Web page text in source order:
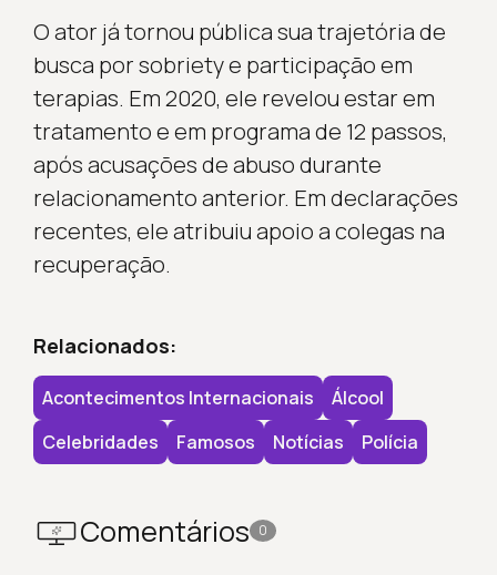
O ator já tornou pública sua trajetória de
busca por sobriety e participação em
terapias. Em 2020, ele revelou estar em
tratamento e em programa de 12 passos,
após acusações de abuso durante
relacionamento anterior. Em declarações
recentes, ele atribuiu apoio a colegas na
recuperação.
Relacionados:
Acontecimentos Internacionais
Álcool
Celebridades
Famosos Notícias Polícia
Comentários 0